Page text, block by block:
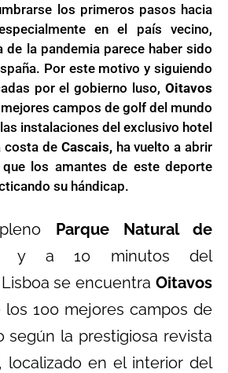
los primeros pasos hacia
en el país vecino,
de la pandemia parece haber sido
Por este motivo y siguiendo
por el gobierno luso, Oitavos
campos de golf del mundo
instalaciones del exclusivo hotel
costa de Cascais,ha vuelto a abrir
los amantes de este deporte
su hándicap.
Parque Natural de
y a 10 minutos del
se encuentra Oitavos
los 100 mejores campos de
según la prestigiosa revista
localizado en el interior del